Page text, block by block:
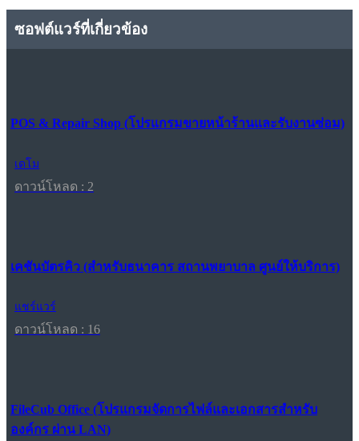
ซอฟต์แวร์ที่เกี่ยวข้อง
POS & Repair Shop (โปรแกรมขายหน้าร้านและรับงานซ่อม)
เดโม
ดาวน์โหลด : 2
เคชันบัตรคิว (สำหรับธนาคาร สถานพยาบาล ศูนย์ให้บริการ)
แชร์แวร์
ดาวน์โหลด : 16
FileCub Office (โปรแกรมจัดการไฟล์และเอกสารสำหรับ
องค์กร ผ่าน LAN)